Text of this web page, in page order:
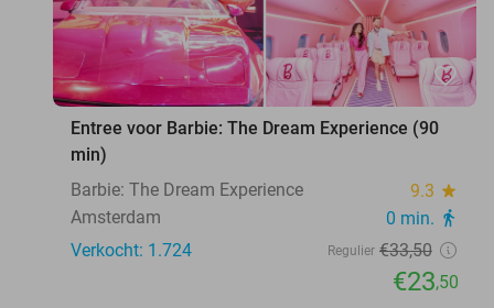
favorite_border
Entree voor Barbie: The Dream Experience (90
min)
Barbie: The Dream Experience
9.3 star
Amsterdam 0 min. directions_walk
Verkocht: 1.724 Regulier €33,50
€23,50